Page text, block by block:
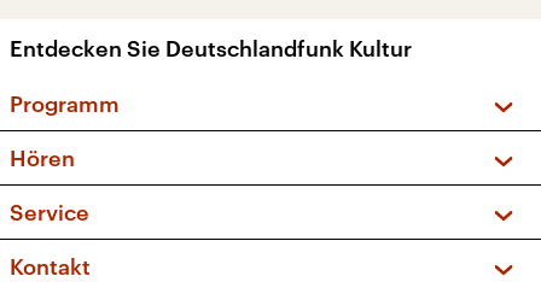
Entdecken Sie Deutschlandfunk Kultur
Programm
Sendungen und Podcasts
Musikliste
Kakadu – Das Kinderprogramm
Hören
Frequenzen (UKW + DAB+)
Service
FAQ
Kontakt